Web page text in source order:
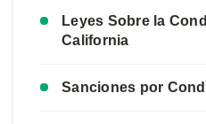
Leyes Sobre la
California
Sanciones por